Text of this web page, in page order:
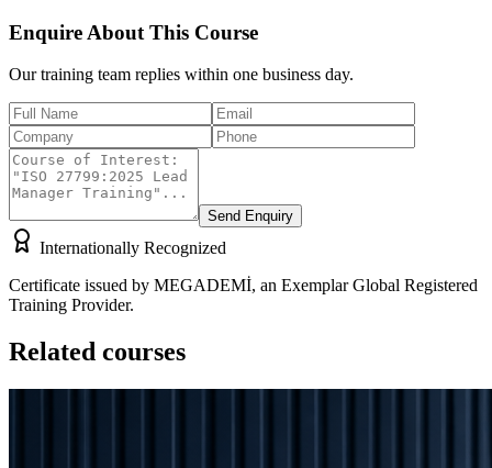
Enquire About This Course
Our training team replies within one business day.
Send Enquiry
Internationally Recognized
Certificate issued by MEGADEMİ, an Exemplar Global Registered
Training Provider.
Related courses